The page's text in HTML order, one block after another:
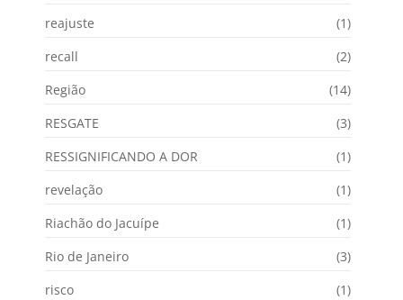
reajuste
(1)
recall
(2)
Região
(14)
RESGATE
(3)
RESSIGNIFICANDO A DOR
(1)
revelação
(1)
Riachão do Jacuípe
(1)
Rio de Janeiro
(3)
risco
(1)